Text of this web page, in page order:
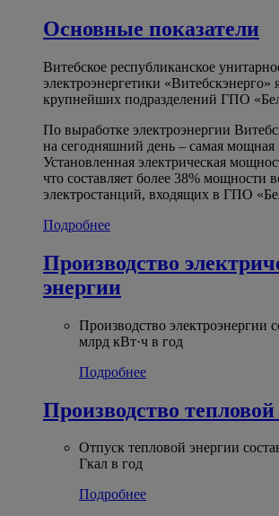
Основные показатели
Витебское республиканское
электроэнергетики «Витебскэнерго»
крупнейших подразделений ГПО
По выработке электроэнергии
на сегодняшний день – самая мощная
Установленная электрическая
что составляет более 38% мощности
электростанций, входящих в ГПО
Подробнее
Производство
энергии
Производство электроэнергии
млрд кВт·ч в год
Подробнее
Производство тепловой
Отпуск тепловой энергии
Гкал в год
Подробнее